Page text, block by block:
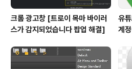
크롬 광고창 [트로이 목마 바이러
스가 감지되었습니다 팝업 해결]
유
계